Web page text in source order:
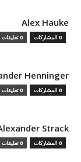
Alex Hauke
0 المشاركات 0 تعليقات
Henninger
0 المشاركات 0 تعليقات
Strack
0 المشاركات 0 تعليقات